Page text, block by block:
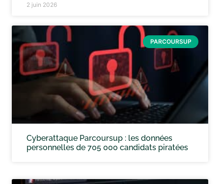
2 juin 2026
PARCOURSUP
Cyberattaque Parcoursup : les données
personnelles de 705 000 candidats piratées